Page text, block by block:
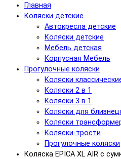
Главная
Коляски детские
Автокресла детские
Коляски детские
Мебель детская
Корпусная Мебель
Прогулочные коляски
Коляски
Коляски 2 в 1
Коляски 3 в 1
Коляски для
Коляски
Коляски-трости
Прогулочные коляски
Коляска EPICA XL AIR с